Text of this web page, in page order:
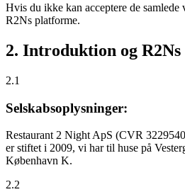
Hvis du ikke kan acceptere de
R2Ns platforme.
2. Introduktion og
2.1
Selskabsoplysninger:
Restaurant 2 Night ApS (CVR
er stiftet i 2009, vi har til huse på
København K.
2.2